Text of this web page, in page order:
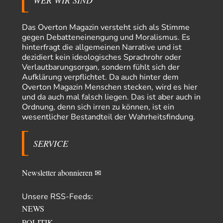
Platons Sokrates
Die Revolution, die nie scheiterte
Es gibt 3 Arten von Freiheit: die geistige ,die seelische und die physische.
Man darf…
Erzengelinvor 8 Stunden zu:
Leihmutterschaft als Zweig des Transhumanismus
es ist zum verzweifeln. so widerlich. ekelhaft, grausam. wahrscheinlich
hat das alles keinen zweck mehr,…
emil
vor 10 Stunden zu:
From Field to Glass – Bio hochprozentig
Zum Nordsee-Whisky geht auch prima ein Matjesbrötchen, ich hab's für
euch getestet. Beim Etikett ist…
vor 13 Stunden zu:
Absurde Debatte um Ceuta-„Invasion“ durch Marokko
China sagt jetzt auch etwas: Interessant ist vor allem die offizielle
overton4cmvor 21 Stunden zu:
Morgen kommt der Russe, wir müssen alle sterben!
Kurz gesagt: der Autor dieses Kommentars weiß es ganz genau. Er hat die
Das Overton Magazin versteht sich als Stimme
gegen Debatteneinengung und Moralismus. Es
hinterfragt die allgemeinen Narrative und ist
dezidiert kein ideologisches Sprachrohr oder
Verlautbarungsorgan, sondern fühlt sich der
Aufklärung verpflichtet. Da auch hinter dem
Overton Magazin Menschen stecken, wird es hier
und da auch mal falsch liegen. Das ist aber auch in
Ordnung, denn sich irren zu können, ist ein
wesentlicher Bestandteil der Wahrheitsfindung.
SERVICE
Newsletter abonnieren ✉
Unsere RSS-Feeds:
NEWS